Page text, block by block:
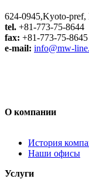
624-0945,Kyoto-
tel. +81-773-75-8644
fax: +81-773-75-8645
e-mail: info@mw-
О компании
История
Наши офисы
Услуги